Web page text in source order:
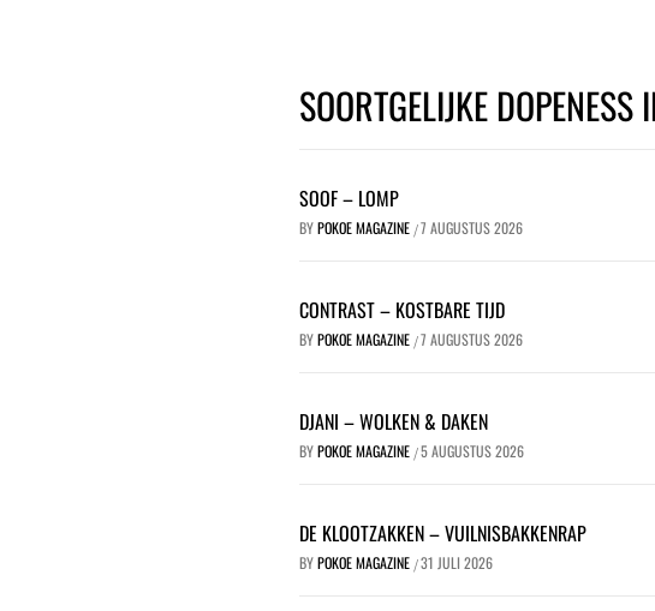
SOORTGELIJKE DOPENESS
SOOF – LOMP
BYPOKOE MAGAZINE /7 AUGUSTUS 2026
CONTRAST – KOSTBARE TIJD
BYPOKOE MAGAZINE /7 AUGUSTUS 2026
DJANI – WOLKEN & DAKEN
BYPOKOE MAGAZINE /5 AUGUSTUS 2026
DE KLOOTZAKKEN – VUILNISBAKKENRAP
BYPOKOE MAGAZINE /31 JULI 2026